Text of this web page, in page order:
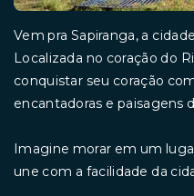
Vem pra Sapiranga, a
Localizada no coração do
conquistar seu coração
encantadoras e paisagens
Imagine morar em um
une com a facilidade da